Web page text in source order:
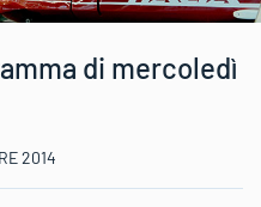
di mercoledì
2014